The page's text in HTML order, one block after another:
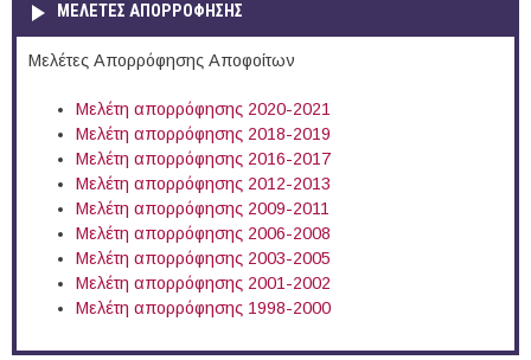
ΜΕΛΕΤΕΣ ΑΠΟΡΡΟΦΗΣΗΣ
Μελέτες Απορρόφησης Αποφοίτων
Μελέτη απορρόφησης 2020-2021
Μελέτη απορρόφησης 2018-2019
Μελέτη απορρόφησης 2016-2017
Μελέτη απορρόφησης 2012-2013
Μελέτη απορρόφησης 2009-2011
Μελέτη απορρόφησης 2006-2008
Μελέτη απορρόφησης 2003-2005
Μελέτη απορρόφησης 2001-2002
Μελέτη απορρόφησης 1998-2000